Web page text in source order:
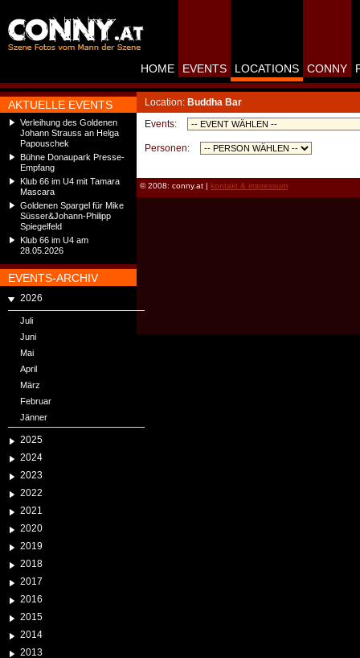
AKTUELLE EVENTS
Verleihung des Goldenen
Johann Strauss an Helga
Papouschek
Bühne Donaupark Presse-
Empfang
Klub 66 im U4 mit Tamara
Mascara
Goldenen Spargel für Mike
Süsser&Johann-Philipp
Spiegelfeld
Klub 66 im U4 am
28.05.2026
EVENTS-ARCHIV
2026
Juli
Juni
Mai
April
März
Februar
Jänner
2025
2024
2023
2022
2021
2020
2019
2018
2017
2016
2015
2014
2013
HOME EVENTS LOCATIONS CONNY
Location: Buddha Bar
Events:
Personen:
© 2008: conny.at | kontakt & impressum